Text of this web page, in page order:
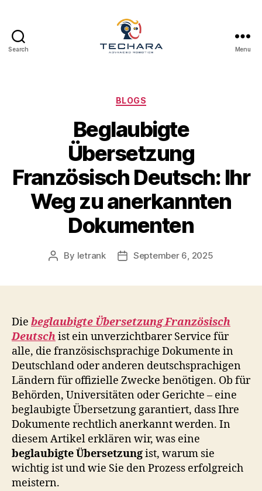
Search Menu
Categories
BLOGS
Beglaubigte
Übersetzung
Französisch Deutsch: Ihr
Weg zu anerkannten
Dokumenten
Post
By letrank
PostSeptember 6, 2025
Die beglaubigte Übersetzung Französisch
Deutschist ein unverzichtbarer Service für
alle, die französischsprachige Dokumente in
Deutschland oder anderen deutschsprachigen
Ländern für offizielle Zwecke benötigen. Ob für
Behörden, Universitäten oder Gerichte – eine
beglaubigte Übersetzung garantiert, dass Ihre
Dokumente rechtlich anerkannt werden. In
diesem Artikel erklären wir, was eine
beglaubigte Übersetzungist, warum sie
wichtig ist und wie Sie den Prozess erfolgreich
meistern.